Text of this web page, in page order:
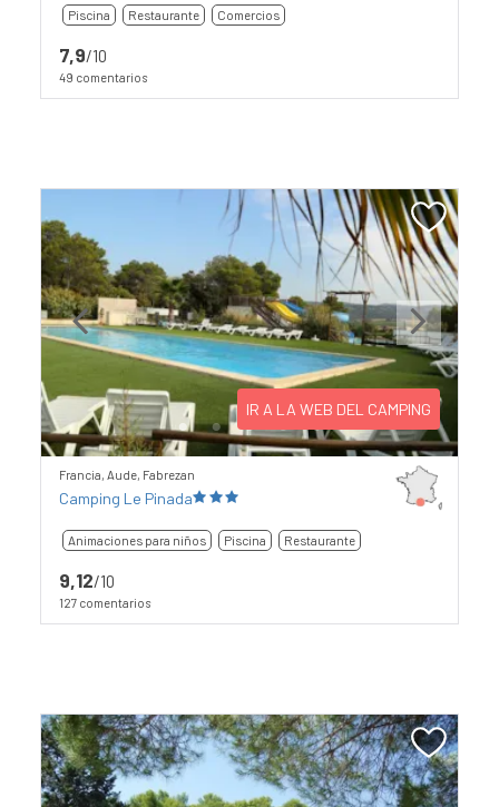
Piscina Restaurante Comercios
7,9/10
49 comentarios
Previous Next
IR A LA WEB DEL CAMPING
Francia, Aude, Fabrezan
Camping Le Pinada
Animaciones para niños Piscina Restaurante
9,12/10
127 comentarios